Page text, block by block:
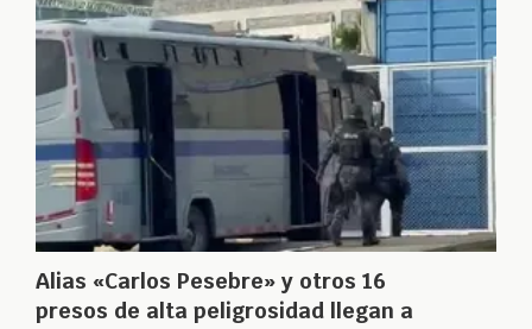
Alias «Carlos Pesebre» y otros 16
presos de alta peligrosidad llegan a